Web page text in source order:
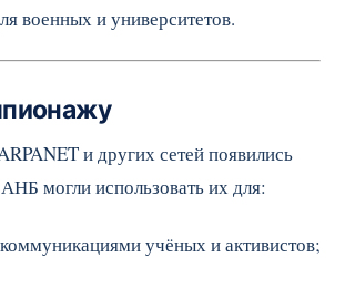
военных и университетов.
и других сетей появились
могли использовать их для:
учёных и активистов;